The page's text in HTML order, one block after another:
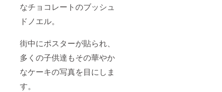
なチョコレートのブッシュ
ドノエル。
街中にポスターが貼られ、
多くの子供達もその華やか
なケーキの写真を目にしま
す。